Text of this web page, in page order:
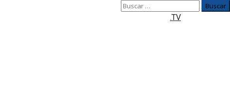
Buscar:
.TV